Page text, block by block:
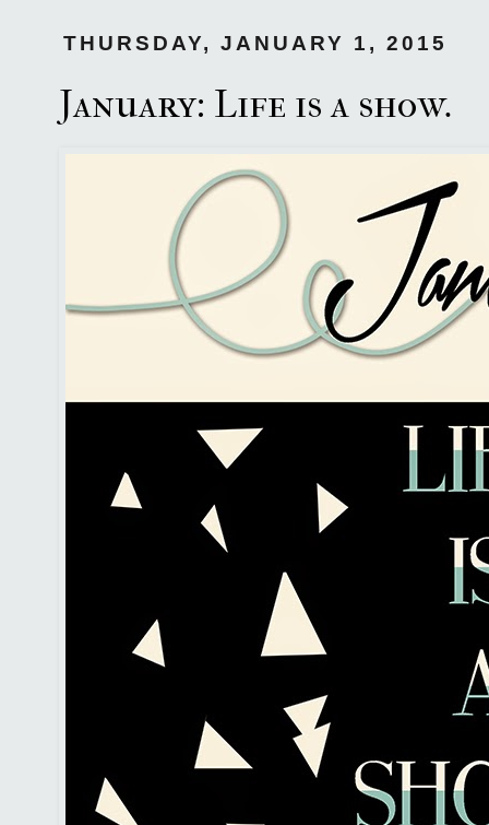
THURSDAY, JANUARY 1, 2015
January: Life is a show.